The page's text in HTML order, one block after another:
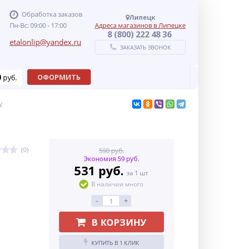
Обработка заказов
Пн-Вс: 09:00 - 17:00
etalonlip@yandex.ru
Липецк
Адреса магазинов в Липецке
8 (800) 222 48 36
ЗАКАЗАТЬ ЗВОНОК
руб. ОФОРМИТЬ
(0)
590 руб.
Экономия 59 руб.
531 руб.за 1 шт
В наличии много
- +
В КОРЗИНУ
КУПИТЬ В 1 КЛИК